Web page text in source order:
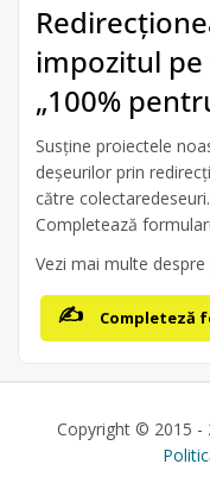
impozitul
„100%
Susține proiectele
deșeurilor prin
către
Completează
Vezi mai multe
Completeză
Copyright © 2015 -